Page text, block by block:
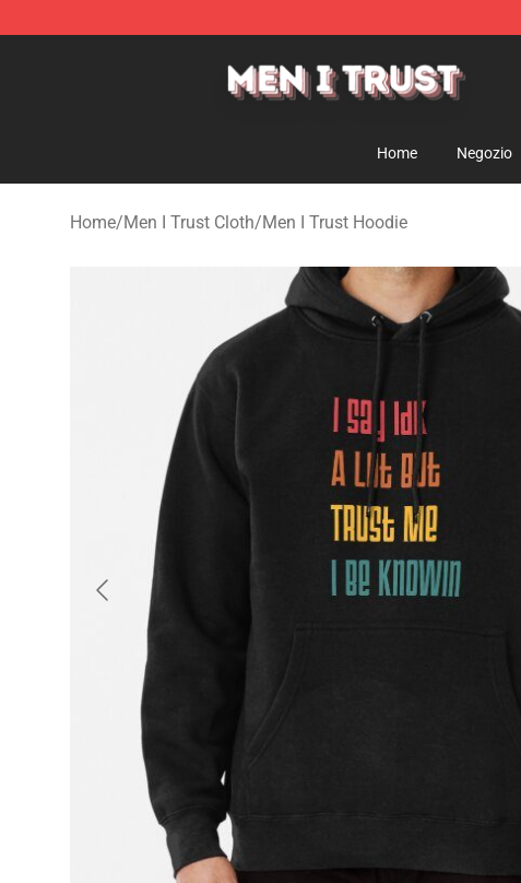
Home Negozio
Home/Men I Trust Cloth/Men I Trust Hoodie